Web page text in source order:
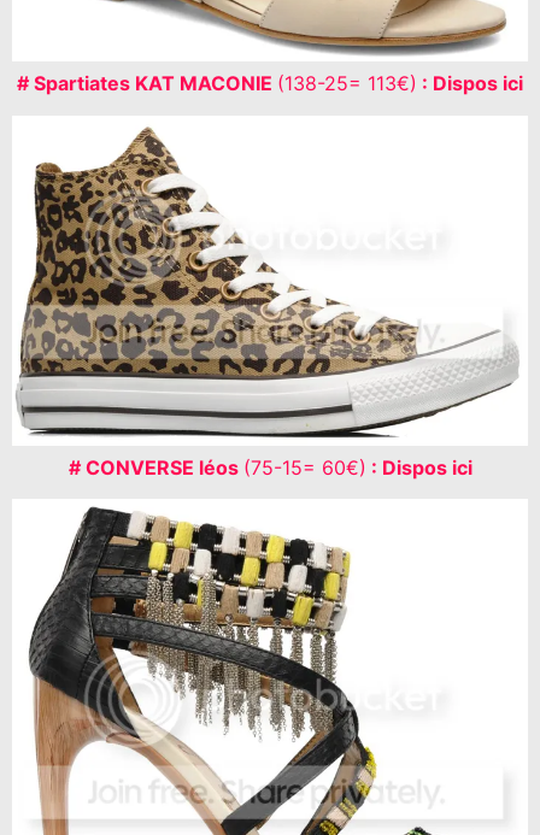
# Spartiates KAT MACONIE (138-25= 113€) : Dispos ici
# CONVERSE léos (75-15= 60€) : Dispos ici